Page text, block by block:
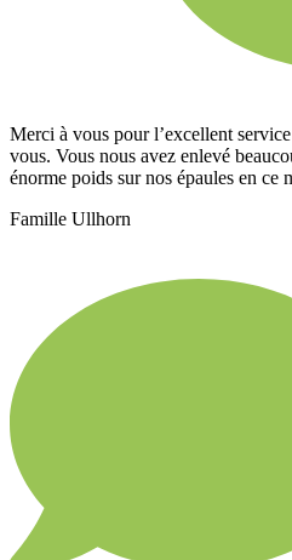
Merci à vous pour l’excellent
vous. Vous nous avez enlevé
énorme poids sur nos épaules en ce
Famille Ullhorn